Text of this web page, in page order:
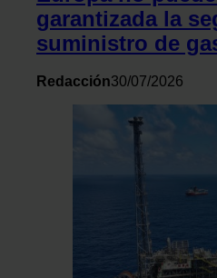
garantizada la
suministro de
Redacción30/07/2026